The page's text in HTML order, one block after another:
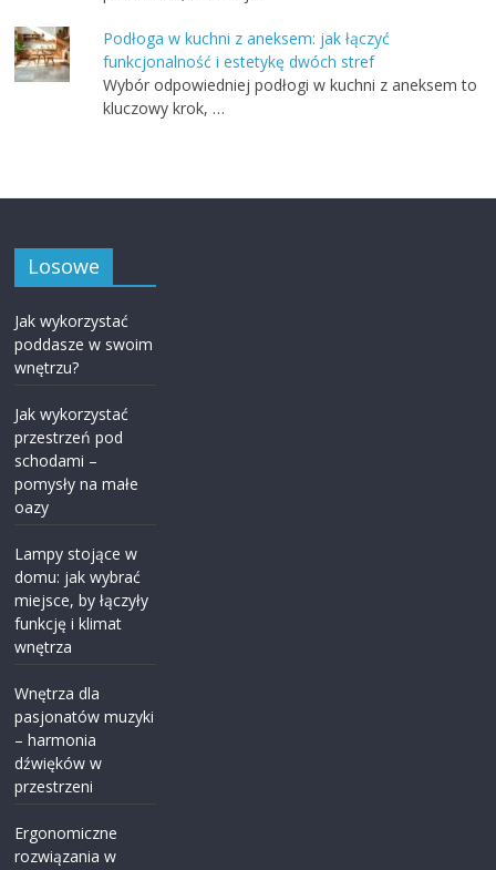
Podłoga w kuchni z aneksem: jak łączyć
funkcjonalność i estetykę dwóch stref
Wybór odpowiedniej podłogi w kuchni z aneksem to
kluczowy krok, …
Losowe
Jak wykorzystać
poddasze w swoim
wnętrzu?
Jak wykorzystać
przestrzeń pod
schodami –
pomysły na małe
oazy
Lampy stojące w
domu: jak wybrać
miejsce, by łączyły
funkcję i klimat
wnętrza
Wnętrza dla
pasjonatów muzyki
– harmonia
dźwięków w
przestrzeni
Ergonomiczne
rozwiązania w